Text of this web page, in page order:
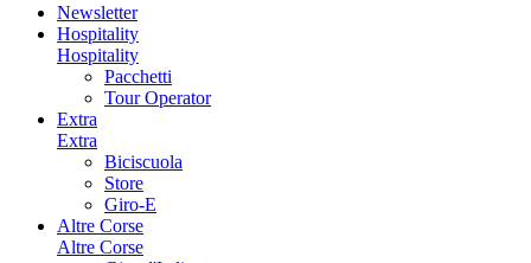
Newsletter
Hospitality
Hospitality
Pacchetti
Tour Operator
Extra
Extra
Biciscuola
Store
Giro-E
Altre Corse
Altre Corse